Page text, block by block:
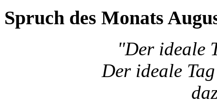
Spruch des Monats
"Der ideale
Der ideale